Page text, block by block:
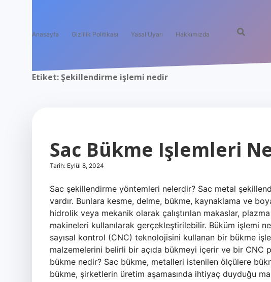
Anasayfa Gizlilik Politikası Yasal Uyarı Hakkımızda
Etiket:Şekillendirme işlemi nedir
Sac Bükme Işlemleri
Tarih: Eylül 8, 2024
Sac şekillendirme yöntemleri nelerdir? Sac metal
vardır. Bunlara kesme, delme, bükme, kaynaklama ve
hidrolik veya mekanik olarak çalıştırılan makaslar,
makineleri kullanılarak gerçekleştirilebilir. Büküm işlemi
sayısal kontrol (CNC) teknolojisini kullanan bir bükme
malzemelerini belirli bir açıda bükmeyi içerir ve bir CNC
bükme nedir? Sac bükme, metalleri istenilen ölçülere
bükme, şirketlerin üretim aşamasında ihtiyaç duyduğu